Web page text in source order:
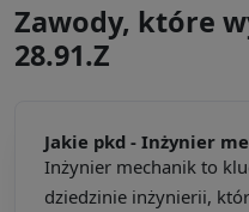
Zawody, które
28.91.Z
Jakie pkd - Inżynier
Inżynier mechanik to
dziedzinie inżynierii,